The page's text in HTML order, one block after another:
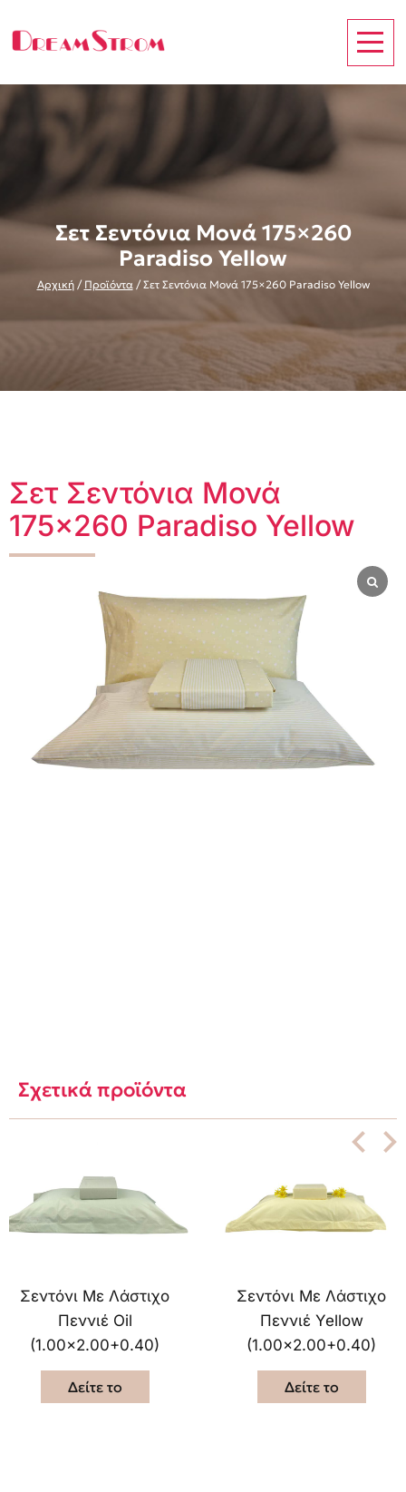
Σετ Σεντόνια Μονά 175×260
Paradiso Yellow
Αρχική/ Προϊόντα/ Σετ Σεντόνια Μονά 175×260 Paradiso Yellow
Σετ Σεντόνια Μονά
175×260 Paradiso Yellow
Σχετικά προϊόντα
Σεντόνι Με Λάστιχο
Πεννιέ Oil
(1.00×2.00+0.40)
Δείτε το
Σεντόνι Με Λάστιχο
Πεννιέ Yellow
(1.00×2.00+0.40)
Δείτε το